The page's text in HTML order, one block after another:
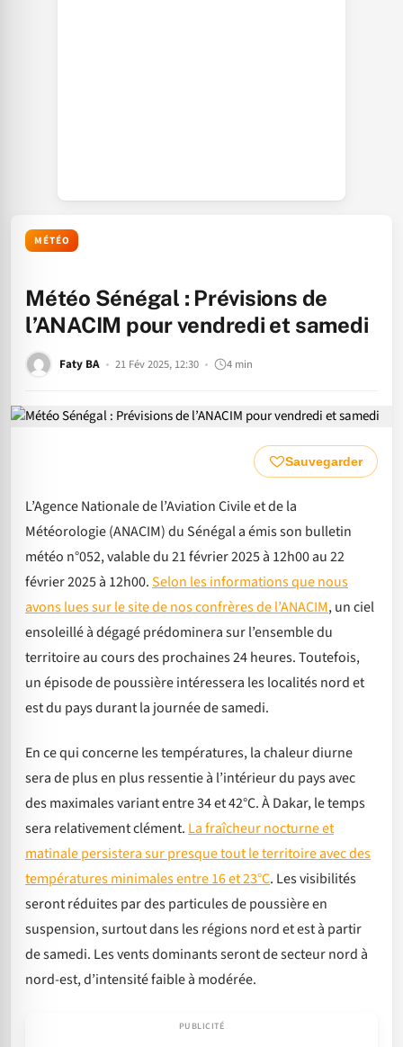
MÉTÉO
Météo Sénégal : Prévisions de
l’ANACIM pour vendredi et samedi
Faty BA 21 Fév 2025, 12:30 4 min
Sauvegarder
L’Agence Nationale de l’Aviation Civile et de la
Météorologie (ANACIM) du Sénégal a émis son bulletin
météo n°052, valable du 21 février 2025 à 12h00 au 22
février 2025 à 12h00.Selon les informations que nous
avons lues sur le site de nos confrères de l’ANACIM, un ciel
ensoleillé à dégagé prédominera sur l’ensemble du
territoire au cours des prochaines 24 heures. Toutefois,
un épisode de poussière intéressera les localités nord et
est du pays durant la journée de samedi.
En ce qui concerne les températures, la chaleur diurne
sera de plus en plus ressentie à l’intérieur du pays avec
des maximales variant entre 34 et 42°C. À Dakar, le temps
sera relativement clément. La fraîcheur nocturne et
matinale persistera sur presque tout le territoire avec des
températures minimales entre 16 et 23°C. Les visibilités
seront réduites par des particules de poussière en
suspension, surtout dans les régions nord et est à partir
de samedi. Les vents dominants seront de secteur nord à
nord-est, d’intensité faible à modérée.